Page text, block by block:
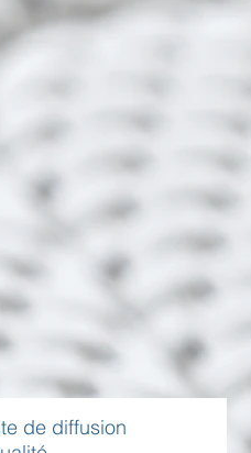
de diffusion